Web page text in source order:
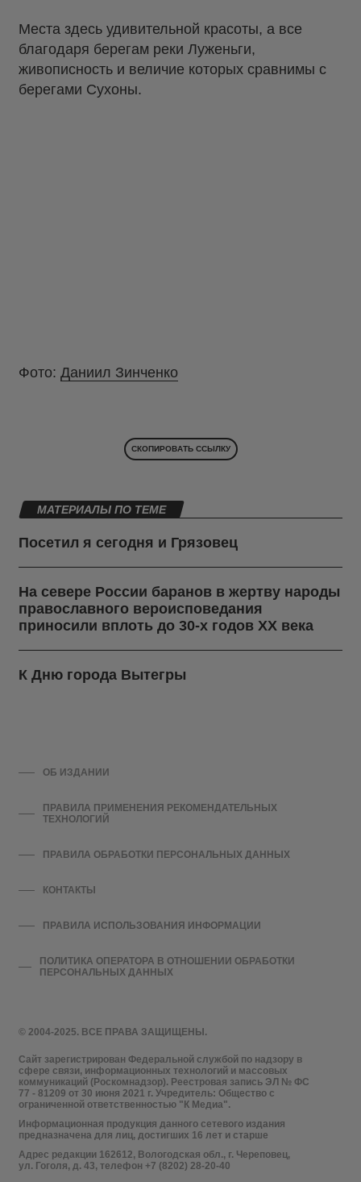
Места здесь удивительной красоты, а все
благодаря берегам реки Луженьги,
живописность и величие которых сравнимы с
берегами Сухоны.
Фото: Даниил Зинченко
СКОПИРОВАТЬ ССЫЛКУ
МАТЕРИАЛЫ ПО ТЕМЕ
Посетил я сегодня и Грязовец
На севере России баранов в жертву народы
православного вероисповедания
приносили вплоть до 30-х годов ХХ века
К Дню города Вытегры
© 2004-2025. ВСЕ ПРАВА ЗАЩИЩЕНЫ.
Сайт зарегистрирован Федеральной службой по надзору в
сфере связи, информационных технологий и массовых
коммуникаций (Роскомнадзор). Реестровая запись ЭЛ № ФС
77 - 81209 от 30 июня 2021 г. Учредитель: Общество с
ограниченной ответственностью "К Медиа".
Информационная продукция данного сетевого издания
предназначена для лиц, достигших 16 лет и старше
Адрес редакции 162612, Вологодская обл., г. Череповец,
ул. Гоголя, д. 43, телефон +7 (8202) 28-20-40
ОБ ИЗДАНИИ
ПРАВИЛА ПРИМЕНЕНИЯ РЕКОМЕНДАТЕЛЬНЫХ
ТЕХНОЛОГИЙ
ПРАВИЛА ОБРАБОТКИ ПЕРСОНАЛЬНЫХ ДАННЫХ
КОНТАКТЫ
ПРАВИЛА ИСПОЛЬЗОВАНИЯ ИНФОРМАЦИИ
ПОЛИТИКА ОПЕРАТОРА В ОТНОШЕНИИ ОБРАБОТКИ
ПЕРСОНАЛЬНЫХ ДАННЫХ